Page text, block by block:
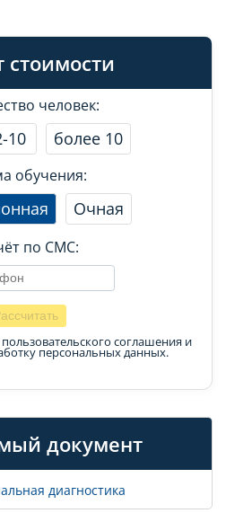
стоимости
человек:
10 более 10
обучения:
Очная
по СМС:
соглашения и
персональных данных.
документ